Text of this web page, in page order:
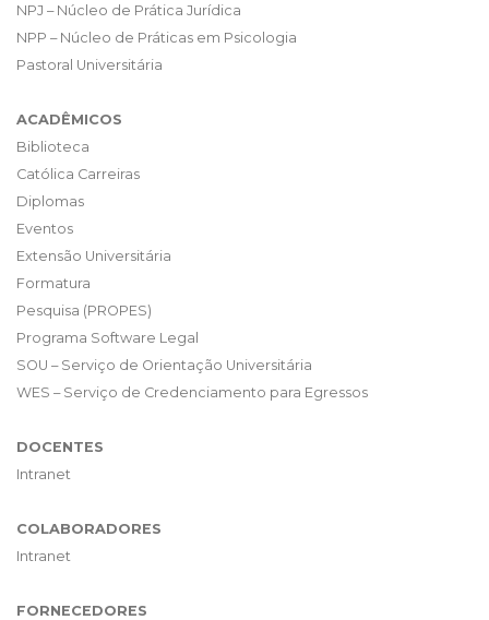
NPJ – Núcleo de Prática Jurídica
NPP – Núcleo de Práticas em Psicologia
Pastoral Universitária
ACADÊMICOS
Biblioteca
Católica Carreiras
Diplomas
Eventos
Extensão Universitária
Formatura
Pesquisa (PROPES)
Programa Software Legal
SOU – Serviço de Orientação Universitária
WES – Serviço de Credenciamento para Egressos
DOCENTES
Intranet
COLABORADORES
Intranet
FORNECEDORES